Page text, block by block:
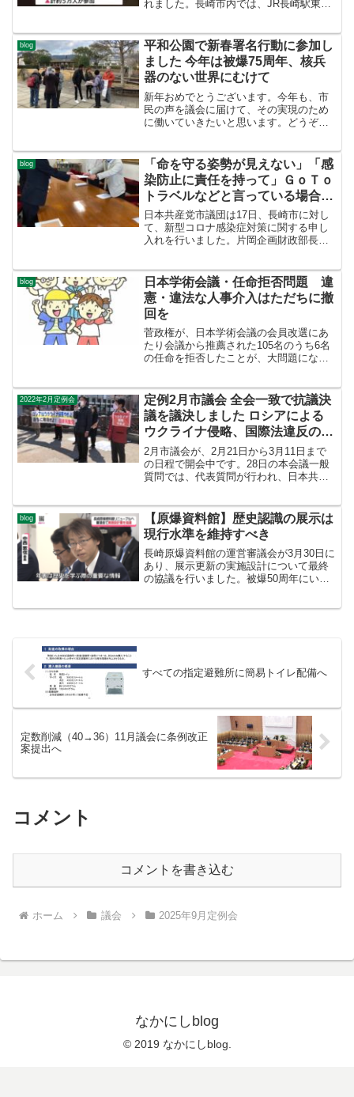
れました。長崎市内では、JR長崎駅東口
も参加しましたが、集会では、憲法前文
をみんなで読み上...
blog
平和公園で新春署名行動に参加し
ました 今年は被爆75周年、核兵
器のない世界にむけて
新年おめでとうございます。今年も、市
民の声を議会に届けて、その実現のため
に働いていきたいと思います。どうぞよ
拡散条約）再検討会議、そしてニューヨ
ークでの原水爆...
blog
「命を守る姿勢が見えない」「感
染防止に責任を持って」ＧｏＴｏ
トラベルなどと言っている場合で
はない
日本共産党市議団は17日、長崎市に対し
て、新型コロナ感染症対策に関する申し
入れを行いました。片岡企画財政部長が
の方から、「国は命を守る姿勢が見えな
い」、「感染して死亡し...
blog
日本学術会議・任命拒否問題 違
憲・違法な人事介入はただちに撤
回を
菅政権が、日本学術会議の会員改選にあ
たり会議から推薦された105名のうち6名
の任命を拒否したことが、大問題になっ
「首相が考える学問の自由とはどういう
ことか」「首相が答弁し...
2022年2月定例会
定例2月市議会 全会一致で抗議決
議を議決しました ロシアによる
ウクライナ侵略、国際法違反の暴
挙に抗議
2月市議会が、2月21日から3月11日まで
の日程で開会中です。28日の本会議一般
質問では、代表質問が行われ、日本共産
イナに軍事侵攻を行った。どんな理由で
あれ。今回の...
blog
【原爆資料館】歴史認識の展示は
現行水準を維持すべき
長崎原爆資料館の運営審議会が3月30日に
あり、展示更新の実施設計について最終
の協議を行いました。被爆50周年にいま
すべての指定避難所に簡易トイレ配備へ
定数削減（40→36）11月議会に条例改正
案提出へ
コメント
コメントを書き込む
ホーム 議会 2025年9月定例会
なかにしblog
© 2019 なかにしblog.